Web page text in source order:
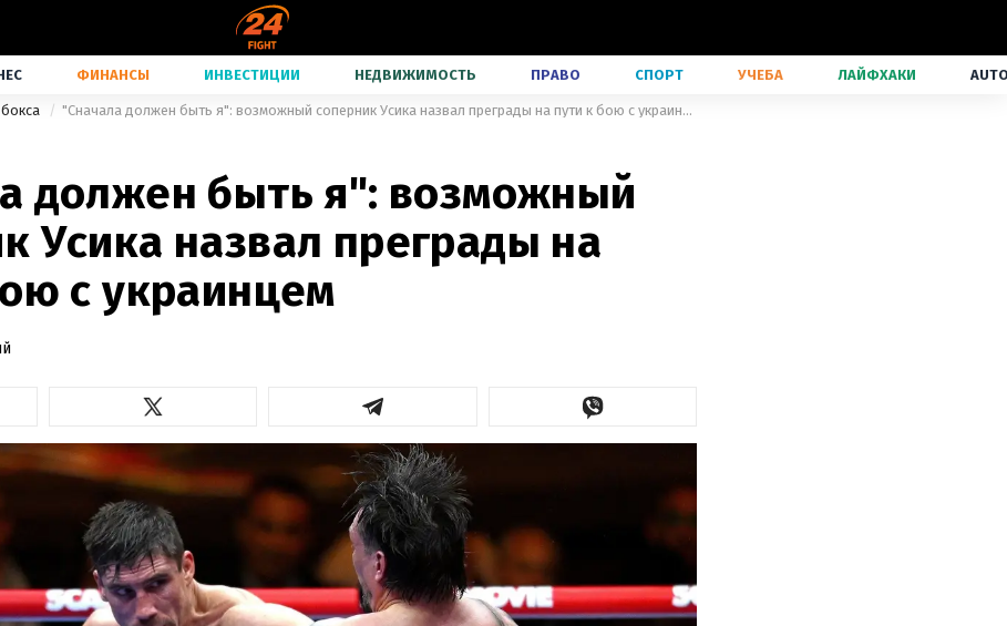
ФИНАНСЫ ИНВЕСТИЦИИ НЕДВИЖИМОСТЬ ПРАВО СПОРТ УЧЕБА ЛАЙФХАКИ
"Сначала должен быть я": возможный соперник Усика назвал преграды на пути к бою с украинцем
должен быть я": возможный
Усика назвал преграды на
с украинцем